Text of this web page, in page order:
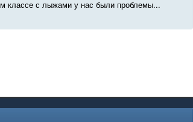
классе с лыжами у нас были проблемы...